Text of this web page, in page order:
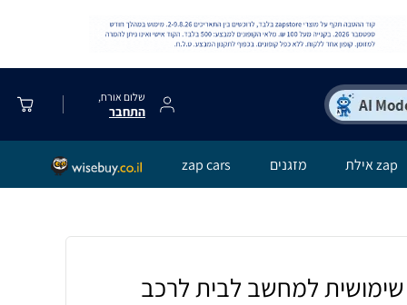
שלום אורח,
התחבר
zap אילת מזגנים zap cars
למחשב לבית לרכב